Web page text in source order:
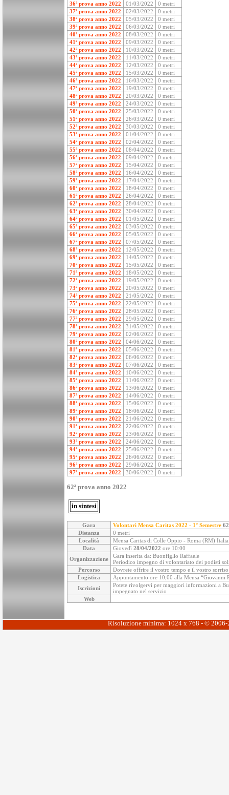
36ª prova anno 2022
01/03/2022
0 metri
37ª prova anno 2022
02/03/2022
0 metri
38ª prova anno 2022
05/03/2022
0 metri
39ª prova anno 2022
06/03/2022
0 metri
40ª prova anno 2022
08/03/2022
0 metri
41ª prova anno 2022
09/03/2022
0 metri
42ª prova anno 2022
10/03/2022
0 metri
43ª prova anno 2022
11/03/2022
0 metri
44ª prova anno 2022
12/03/2022
0 metri
45ª prova anno 2022
15/03/2022
0 metri
46ª prova anno 2022
16/03/2022
0 metri
47ª prova anno 2022
19/03/2022
0 metri
48ª prova anno 2022
20/03/2022
0 metri
49ª prova anno 2022
24/03/2022
0 metri
50ª prova anno 2022
25/03/2022
0 metri
51ª prova anno 2022
26/03/2022
0 metri
52ª prova anno 2022
30/03/2022
0 metri
53ª prova anno 2022
01/04/2022
0 metri
54ª prova anno 2022
02/04/2022
0 metri
55ª prova anno 2022
08/04/2022
0 metri
56ª prova anno 2022
09/04/2022
0 metri
57ª prova anno 2022
15/04/2022
0 metri
58ª prova anno 2022
16/04/2022
0 metri
59ª prova anno 2022
17/04/2022
0 metri
60ª prova anno 2022
18/04/2022
0 metri
61ª prova anno 2022
26/04/2022
0 metri
62ª prova anno 2022
28/04/2022
0 metri
63ª prova anno 2022
30/04/2022
0 metri
64ª prova anno 2022
01/05/2022
0 metri
65ª prova anno 2022
03/05/2022
0 metri
66ª prova anno 2022
05/05/2022
0 metri
67ª prova anno 2022
07/05/2022
0 metri
68ª prova anno 2022
12/05/2022
0 metri
69ª prova anno 2022
14/05/2022
0 metri
70ª prova anno 2022
15/05/2022
0 metri
71ª prova anno 2022
18/05/2022
0 metri
72ª prova anno 2022
19/05/2022
0 metri
73ª prova anno 2022
20/05/2022
0 metri
74ª prova anno 2022
21/05/2022
0 metri
75ª prova anno 2022
22/05/2022
0 metri
76ª prova anno 2022
28/05/2022
0 metri
77ª prova anno 2022
29/05/2022
0 metri
78ª prova anno 2022
31/05/2022
0 metri
79ª prova anno 2022
02/06/2022
0 metri
80ª prova anno 2022
04/06/2022
0 metri
81ª prova anno 2022
05/06/2022
0 metri
82ª prova anno 2022
06/06/2022
0 metri
83ª prova anno 2022
07/06/2022
0 metri
84ª prova anno 2022
10/06/2022
0 metri
85ª prova anno 2022
11/06/2022
0 metri
86ª prova anno 2022
13/06/2022
0 metri
87ª prova anno 2022
14/06/2022
0 metri
88ª prova anno 2022
15/06/2022
0 metri
89ª prova anno 2022
18/06/2022
0 metri
90ª prova anno 2022
21/06/2022
0 metri
91ª prova anno 2022
22/06/2022
0 metri
92ª prova anno 2022
23/06/2022
0 metri
93ª prova anno 2022
24/06/2022
0 metri
94ª prova anno 2022
25/06/2022
0 metri
95ª prova anno 2022
26/06/2022
0 metri
96ª prova anno 2022
29/06/2022
0 metri
97ª prova anno 2022
30/06/2022 0 metri
62ª prova anno 2022
in sintesi
Gara Volontari Mensa Caritas 2022 - 1° Semestre
Distanza
0 metri
Località
Mensa Caritas di Colle Oppio - Roma (RM) Italia
Data
Giovedì 28/04/2022 ore 10:00
Organizzazione
Gara inserita da: Buonfiglio Raffaele
Periodico impegno di volontariato dei podisti
Percorso
Dovrete offrire il vostro tempo e il vostro sorriso
Logistica
Appuntamento ore 10,00 alla Mensa
Iscrizioni
Potete rivolgervi per maggiori informazioni a
impegnato nel servizio
Web
Risoluzione minima: 1024 x 768 - ©